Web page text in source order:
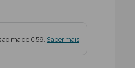
de € 59. Saber mais